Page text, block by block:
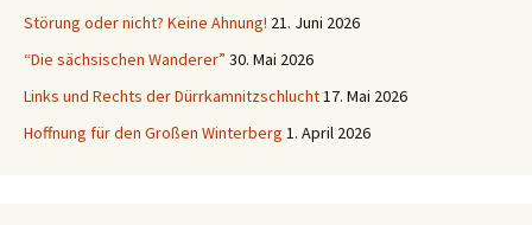
Störung oder nicht? Keine Ahnung! 21. Juni 2026
“Die sächsischen Wanderer” 30. Mai 2026
Links und Rechts der Dürrkamnitzschlucht17. Mai 2026
Hoffnung für den Großen Winterberg 1. April 2026